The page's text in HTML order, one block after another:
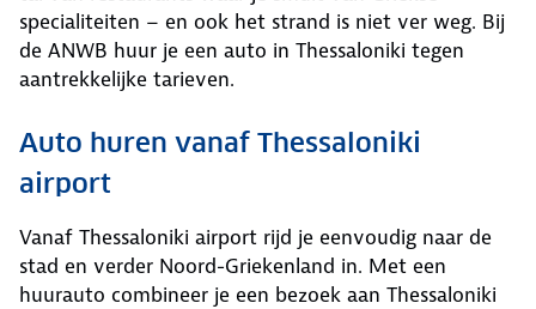
specialiteiten – en ook het strand is niet ver weg. Bij
de ANWB huur je een auto in Thessaloniki tegen
aantrekkelijke tarieven.
Auto huren vanaf Thessaloniki
airport
Vanaf Thessaloniki airport rijd je eenvoudig naar de
stad en verder Noord-Griekenland in. Met een
huurauto combineer je een bezoek aan Thessaloniki